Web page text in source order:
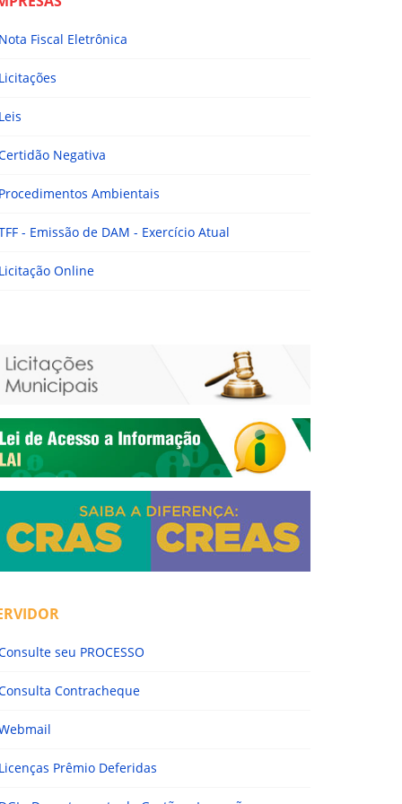
Fiscal Eletrônica
Negativa
Ambientais
- Emissão de DAM - Exercício Atual
Online
seu PROCESSO
Contracheque
Prêmio Deferidas